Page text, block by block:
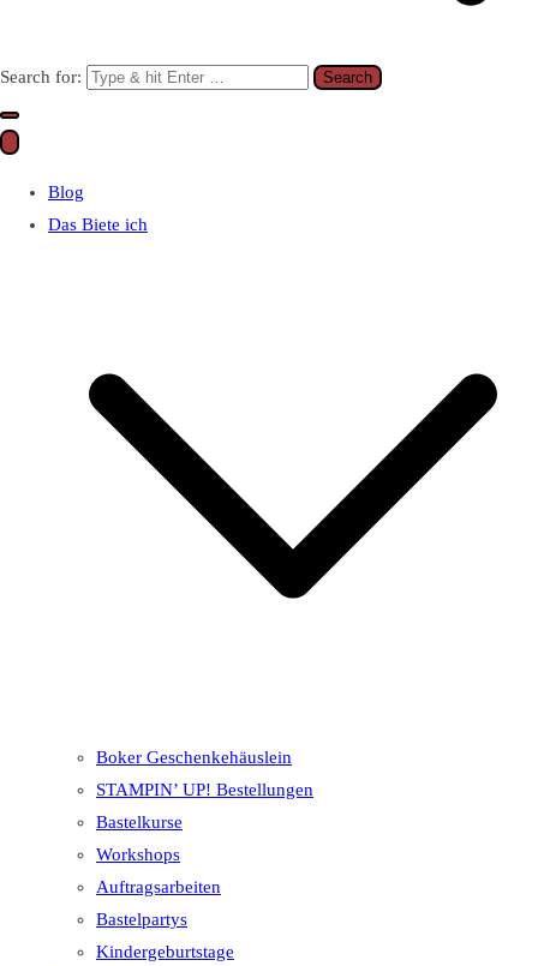
Search for:
Blog
Das Biete ich
Boker Geschenkehäuslein
STAMPIN’ UP! Bestellungen
Bastelkurse
Workshops
Auftragsarbeiten
Bastelpartys
Kindergeburtstage